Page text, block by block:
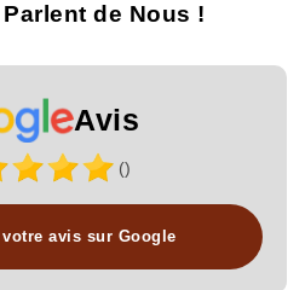
de Nous !
Avis
()
votre avis sur Google